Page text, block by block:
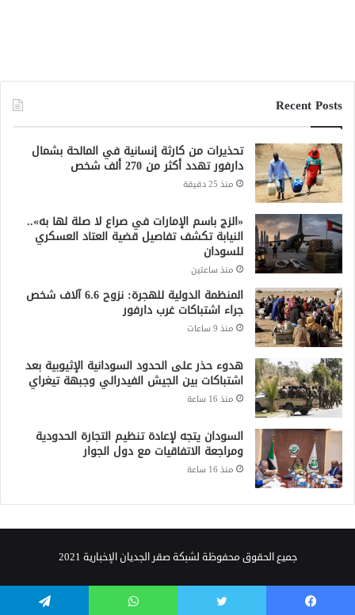
Recent Posts
تحذيرات من كارثة إنسانية في المالحة بشمال
دارفور تهدد أكثر من 270 ألف شخص
منذ 25 دقيقة
«الزج باسم الإمارات في صراع لا صلة لها به»..
النيابة تكشف تفاصيل قضية العتاد العسكري
للسودان
منذ ساعتين
المنظمة الدولية للهجرة: نزوح 6.6 آلاف شخص
جراء اشتباكات غرب دارفور
منذ 9 ساعات
هدوء حذر على الحدود السودانية الإثيوبية بعد
اشتباكات بين الجيش الفيدرالي وجبهة تيغراي
منذ 16 ساعة
السودان يتجه لإعادة تنظيم التجارة الحدودية
ومراجعة الاتفاقيات مع دول الجوار
منذ 16 ساعة
جميع الحقوق محفوظة لشبكة صقر الجديان الإخبارية 2021